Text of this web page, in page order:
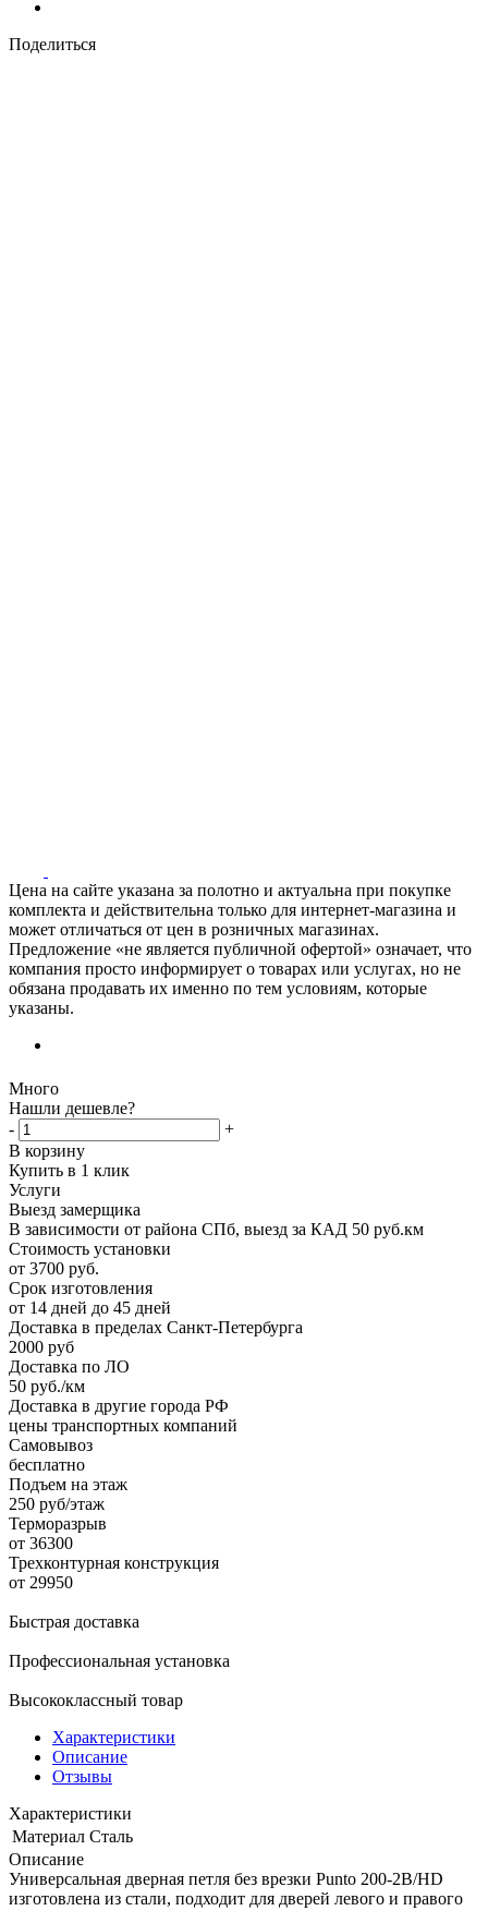
Поделиться
Цена на сайте указана за полотно и актуальна при покупке
комплекта и действительна только для интернет-магазина и
может отличаться от цен в розничных магазинах.
Предложение «не является публичной офертой» означает, что
компания просто информирует о товарах или услугах, но не
обязана продавать их именно по тем условиям, которые
указаны.
Много
Нашли дешевле?
-
+
В корзину
Купить в 1 клик
Услуги
Выезд замерщика
В зависимости от района СПб, выезд за КАД 50 руб.км
Стоимость установки
от 3700 руб.
Срок изготовления
от 14 дней до 45 дней
Доставка в пределах Санкт-Петербурга
2000 руб
Доставка по ЛО
50 руб./км
Доставка в другие города РФ
цены транспортных компаний
Самовывоз
бесплатно
Подъем на этаж
250 руб/этаж
Терморазрыв
от 36300
Трехконтурная конструкция
от 29950
Быстрая доставка
Профессиональная установка
Высококлассный товар
Характеристики
Описание
Отзывы
Характеристики
Материал Сталь
Описание
Универсальная дверная петля без врезки Punto 200-2B/HD
изготовлена из стали, подходит для дверей левого и правого